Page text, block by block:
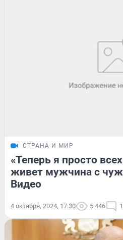
СТРАНА И МИР
«Теперь я просто
живет мужчина с
Видео
4 октября, 2024, 17:30 5 446